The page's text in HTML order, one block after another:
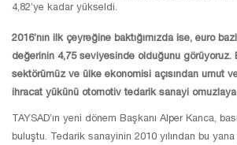
4,82’ye kadar yükseldi.
2016’nın ilk çeyreğine baktığımızda ise, euro
değerinin 4,75 seviyesinde olduğunu görüyoruz.
sektörümüz ve ülke ekonomisi açısından umut
ihracat yükünü otomotiv tedarik sanayi
TAYSAD’ın yeni dönem Başkanı Alper Kanca,
buluştu. Tedarik sanayinin 2010 yılından bu